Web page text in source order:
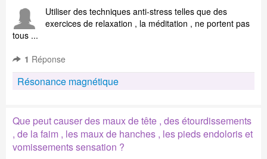
Utiliser des techniques anti-stress telles que des
exercices de relaxation , la méditation , ne portent pas
tous ...
1 Réponse
Résonance magnétique
Que peut causer des maux de tête , des étourdissements
, de la faim , les maux de hanches , les pieds endoloris et
vomissements sensation ?